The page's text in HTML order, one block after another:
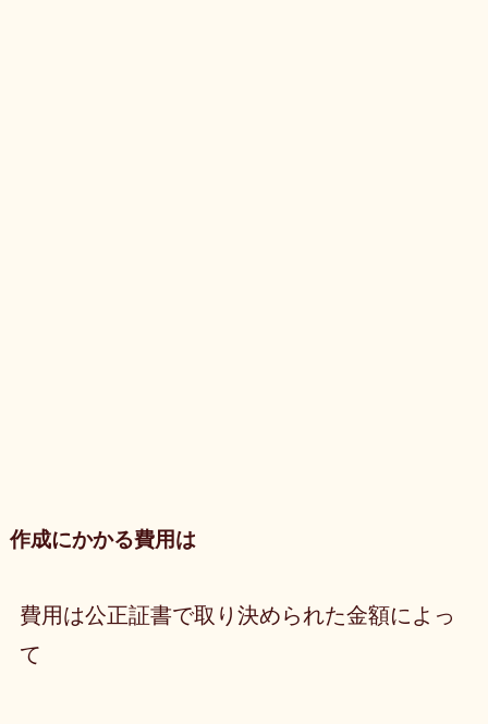
作成にかかる費用は
費用は公正証書で取り決められた金額によっ
て